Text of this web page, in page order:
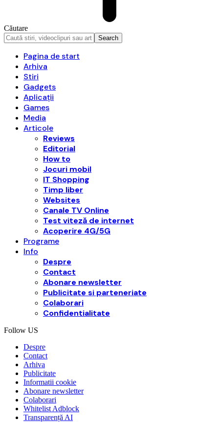
Căutare
Pagina de start
Arhiva
Stiri
Gadgets
Aplicații
Games
Media
Articole
Reviews
Editorial
How to
Jocuri mobil
IT Shopping
Timp liber
Websites
Canale TV Online
Test viteză de internet
Acoperire 4G/5G
Programe
Info
Despre
Contact
Abonare newsletter
Publicitate si parteneriate
Colaborari
Confidentialitate
Follow US
Despre
Contact
Arhiva
Publicitate
Informatii cookie
Abonare newsletter
Colaborari
Whitelist Adblock
Transparență AI